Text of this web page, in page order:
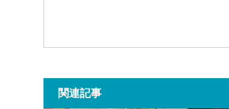
関連記事